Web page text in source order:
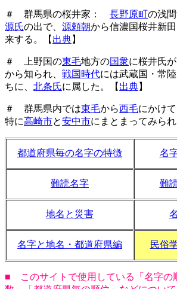
＃ 群馬県の桜井家： 長野原町の浅
源氏の出で、 源頼朝から信濃国桜井新
来する。【 出典】
＃ 上野国の東毛地方の国衆に桜井氏
から知られ、 戦国時代には武蔵国・常
ちに、 北条氏に属した。【 出典】
＃ 群馬県内では東毛から西毛にかけ
特に高崎市と安中市にまとまってみら
都道府県毎の名字の特徴 名
難読名字 難
地名と災害
名字と地名・都道府県編 民俗
■ このサイトで使用している「名字の